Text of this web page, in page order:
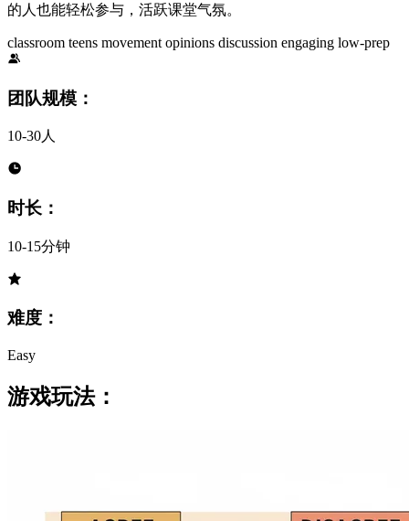
的人也能轻松参与，活跃课堂气氛。
classroom teens movement opinions discussion engaging low-prep
团队规模：
10-30人
时长：
10-15分钟
难度：
Easy
游戏玩法：